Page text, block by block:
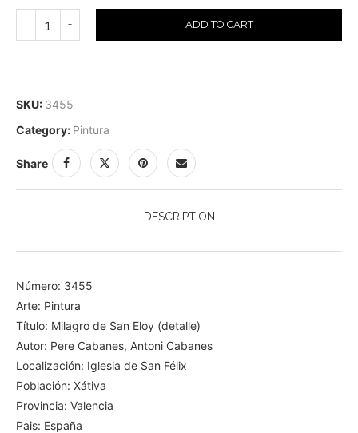
ADD TO CART
SKU: 3455
Category: Pintura
Share
DESCRIPTION
Número: 3455
Arte: Pintura
Título: Milagro de San Eloy (detalle)
Autor: Pere Cabanes, Antoni Cabanes
Localización: Iglesia de San Félix
Población: Xátiva
Provincia: Valencia
Pais: España